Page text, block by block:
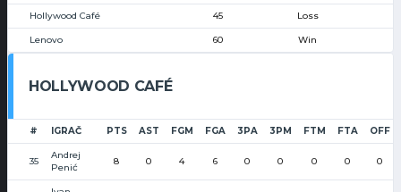
Hollywood Café 45 Loss
Lenovo 60 Win
HOLLYWOOD CAFÉ
# IGRAČ PTS AST FGM FGA 3PA 3PM FTM FTA OFF
35
Andrej
Penić
8 0 4 6 0 0 0 0 0